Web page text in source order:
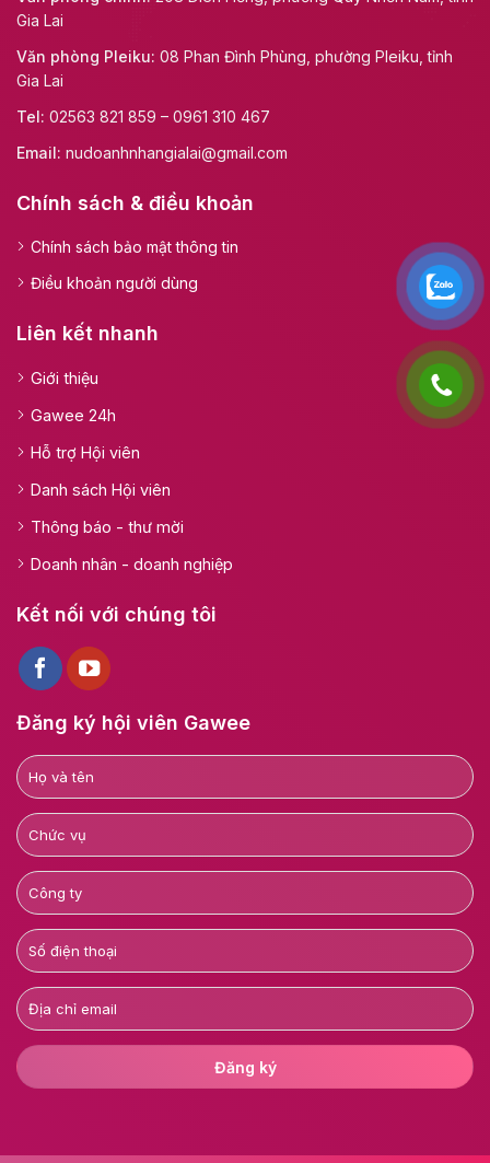
Gia Lai
Văn phòng Pleiku: 08 Phan Đình Phùng, phường Pleiku, tỉnh
Gia Lai
Tel: 02563 821 859 – 0961 310 467
Email: nudoanhnhangialai@gmail.com
Chính sách & điều khoản
Chính sách bảo mật thông tin
Điều khoản người dùng
Liên kết nhanh
Giới thiệu
Gawee 24h
Hỗ trợ Hội viên
Danh sách Hội viên
Thông báo - thư mời
Doanh nhân - doanh nghiệp
Kết nối với chúng tôi
Đăng ký hội viên Gawee